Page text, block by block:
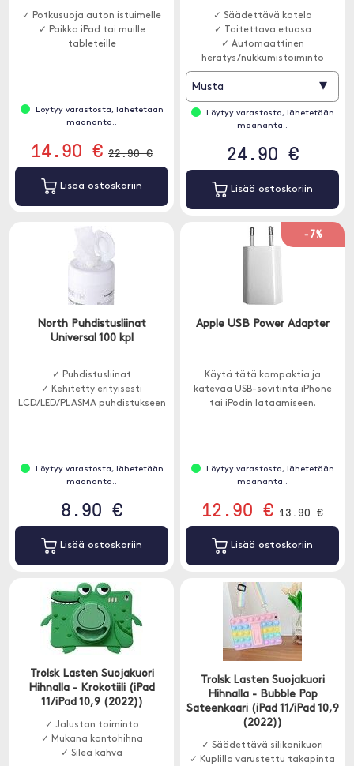
✓ Potkusuoja auton istuimelle
✓ Paikka iPad tai muille
tableteille
Löytyy varastosta, lähetetään
maananta..
14.90 € 22.90 €
Lisää ostoskoriin
✓ Säädettävä kotelo
✓ Taitettava etuosa
✓ Automaattinen
herätys/nukkumistoiminto
Musta ▾
Löytyy varastosta, lähetetään
maananta..
24.90 €
Lisää ostoskoriin
North Puhdistusliinat
Universal 100 kpl
✓ Puhdistusliinat
✓ Kehitetty erityisesti
LCD/LED/PLASMA puhdistukseen
Löytyy varastosta, lähetetään
maananta..
8.90 €
Lisää ostoskoriin
-7%
Apple USB Power Adapter
Käytä tätä kompaktia ja
kätevää USB-sovitinta iPhone
tai iPodin lataamiseen.
Löytyy varastosta, lähetetään
maananta..
12.90 € 13.90 €
Lisää ostoskoriin
Trolsk Lasten Suojakuori
Hihnalla - Krokotiili (iPad
11/iPad 10,9 (2022))
✓ Jalustan toiminto
✓ Mukana kantohihna
✓ Sileä kahva
Trolsk Lasten Suojakuori
Hihnalla - Bubble Pop
Sateenkaari (iPad 11/iPad 10,9
(2022))
✓ Säädettävä silikonikuori
✓ Kuplilla varustettu takapinta